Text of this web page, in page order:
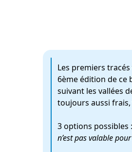
Les premiers
6ème édition de ce
suivant les vallées
toujours aussi
3 options possibles
n’est pas valable